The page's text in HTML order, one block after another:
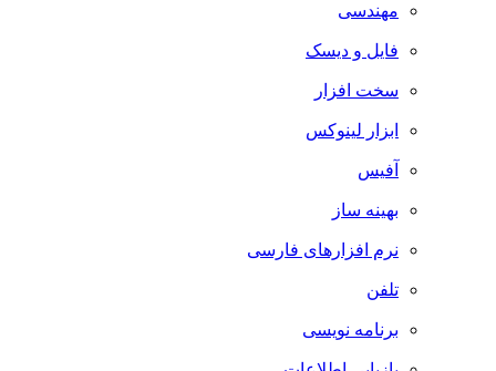
مهندسی
فایل و دیسک
سخت افزار
ابزار لینوکس
آفیس
بهینه ساز
نرم افزارهای فارسی
تلفن
برنامه نویسی